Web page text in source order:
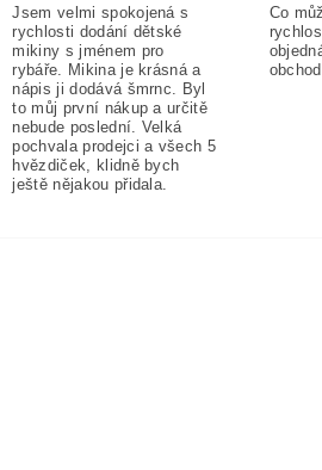
Jsem velmi spokojená s
rychlosti dodání dětské
mikiny s jménem pro
rybáře. Mikina je krásná a
nápis ji dodává šmrnc. Byl
to můj první nákup a určitě
nebude poslední. Velká
pochvala prodejci a všech 5
hvězdiček, klidně bych
ještě nějakou přidala.
Co